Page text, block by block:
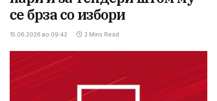
се брза со избори
15.06.2026 во 09:42 2 Mins Read